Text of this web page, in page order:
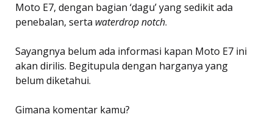
Moto E7, dengan bagian ‘dagu’ yang sedikit ada
penebalan, serta waterdrop notch.
Sayangnya belum ada informasi kapan Moto E7 ini
akan dirilis. Begitupula dengan harganya yang
belum diketahui.
Gimana komentar kamu?